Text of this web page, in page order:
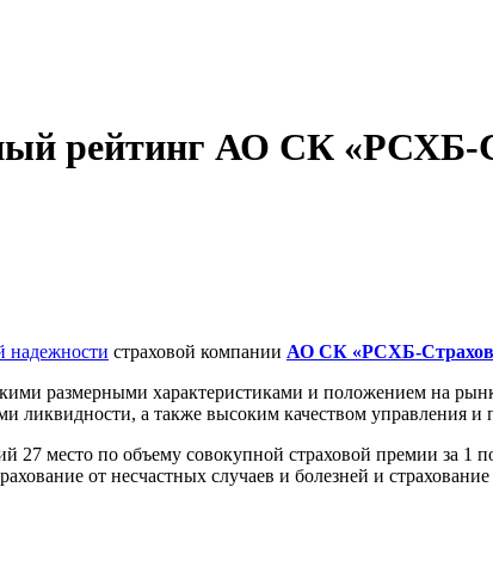
рейтинг АО СК «РСХБ-
надежности страховой компании АО СК «РСХБ-
размерными характеристиками и положением на
ликвидности, а также высоким качеством управления и
место по объему совокупной страховой премии за 1
от несчастных случаев и болезней и